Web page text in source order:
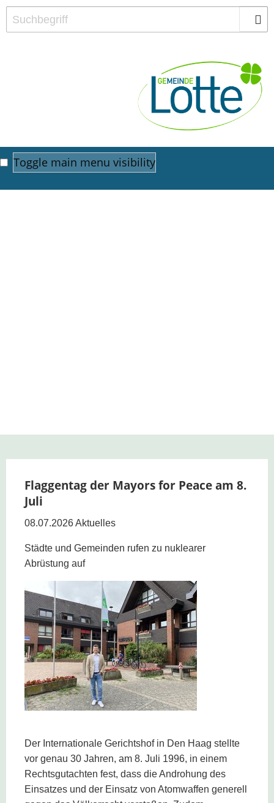
Toggle main menu visibility
Flaggentag der Mayors for Peace am 8.
Juli
08.07.2026Aktuelles
Städte und Gemeinden rufen zu nuklearer
Abrüstung auf
Der Internationale Gerichtshof in Den Haag stellte
vor genau 30 Jahren, am 8. Juli 1996, in einem
Rechtsgutachten fest, dass die Androhung des
Einsatzes und der Einsatz von Atomwaffen generell